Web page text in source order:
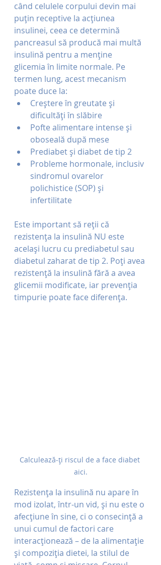
când celulele corpului devin mai
puțin receptive la acțiunea
insulinei, ceea ce determină
pancreasul să producă mai multă
insulină pentru a menține
glicemia în limite normale. Pe
termen lung, acest mecanism
poate duce la:
Creștere în greutate și
dificultăți în slăbire
Pofte alimentare intense și
oboseală după mese
Prediabet și diabet de tip 2
Probleme hormonale, inclusiv
sindromul ovarelor
polichistice (SOP) și
infertilitate
Este important să reții că
rezistența la insulină NU este
același lucru cu prediabetul sau
diabetul zaharat de tip 2. Poți avea
rezistență la insulină fără a avea
glicemii modificate, iar prevenția
timpurie poate face diferența.
Calculează-ți riscul de a face diabet
aici.
Rezistența la insulină nu apare în
mod izolat, într-un vid, și nu este o
afecțiune în sine, ci o consecință a
unui cumul de factori care
interacționează – de la alimentație
și compoziția dietei, la stilul de